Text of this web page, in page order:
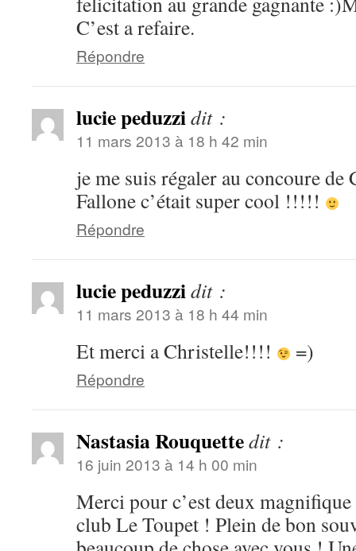
C’est a refaire.
Répondre
lucie peduzzidit :
11 mars 2013 à 18 h 42 min
je me suis régaler au concoure de
Fallone c’était super cool !!!!!
Répondre
lucie peduzzidit :
11 mars 2013 à 18 h 44 min
Et merci a Christelle!!!! =)
Répondre
Nastasia Rouquettedit :
16 juin 2013 à 14 h 00 min
Merci pour c’est deux magnifique
club Le Toupet ! Plein de bon